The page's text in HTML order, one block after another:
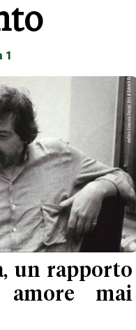
1
un rapporto
amore mai